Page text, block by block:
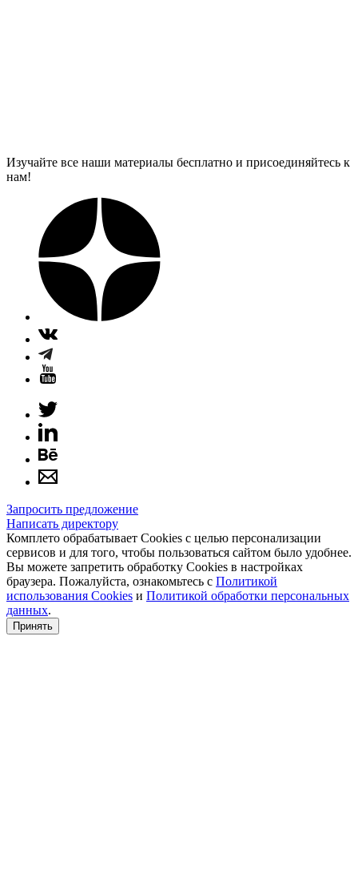
Изучайте все наши материалы бесплатно и присоединяйтесь к
нам!
Запросить предложение
Написать директору
Комплето обрабатывает Cookies с целью персонализации
сервисов и для того, чтобы пользоваться сайтом было удобнее.
Вы можете запретить обработку Cookies в настройках
браузера. Пожалуйста, ознакомьтесь с Политикой
использования Cookies и Политикой обработки персональных
данных.
Принять